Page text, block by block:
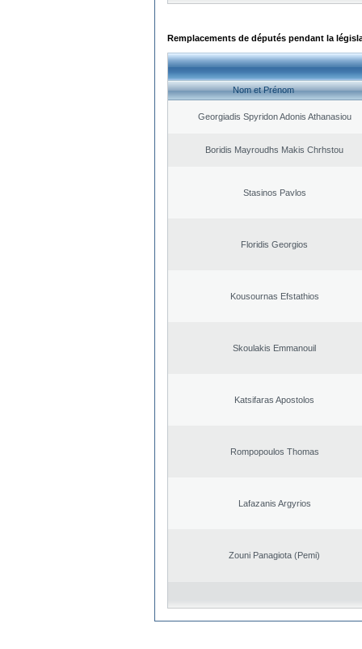
Remplacements de députés pendant la
Nom et Prénom
Georgiadis Spyridon Adonis Athanasiou
Boridis Mayroudhs Makis Chrhstou
Stasinos Pavlos
Floridis Georgios
Kousournas Efstathios
Skoulakis Emmanouil
Katsifaras Apostolos
Rompopoulos Thomas
Lafazanis Argyrios
Zouni Panagiota (Pemi)